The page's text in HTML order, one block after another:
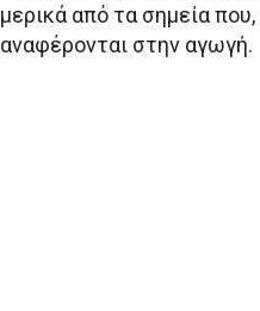
μερικά από τα σημεία
αναφέρονται στην αγωγή.